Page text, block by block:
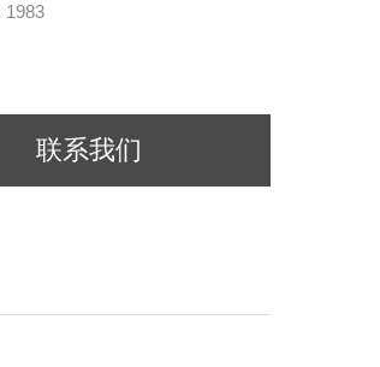
1983
联系我们